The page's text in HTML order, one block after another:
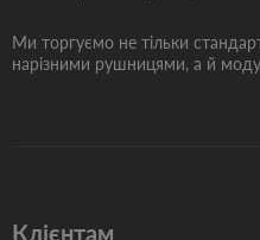
Ми торгуємо не тільки
нарізними рушницями, а й
Клієнтам